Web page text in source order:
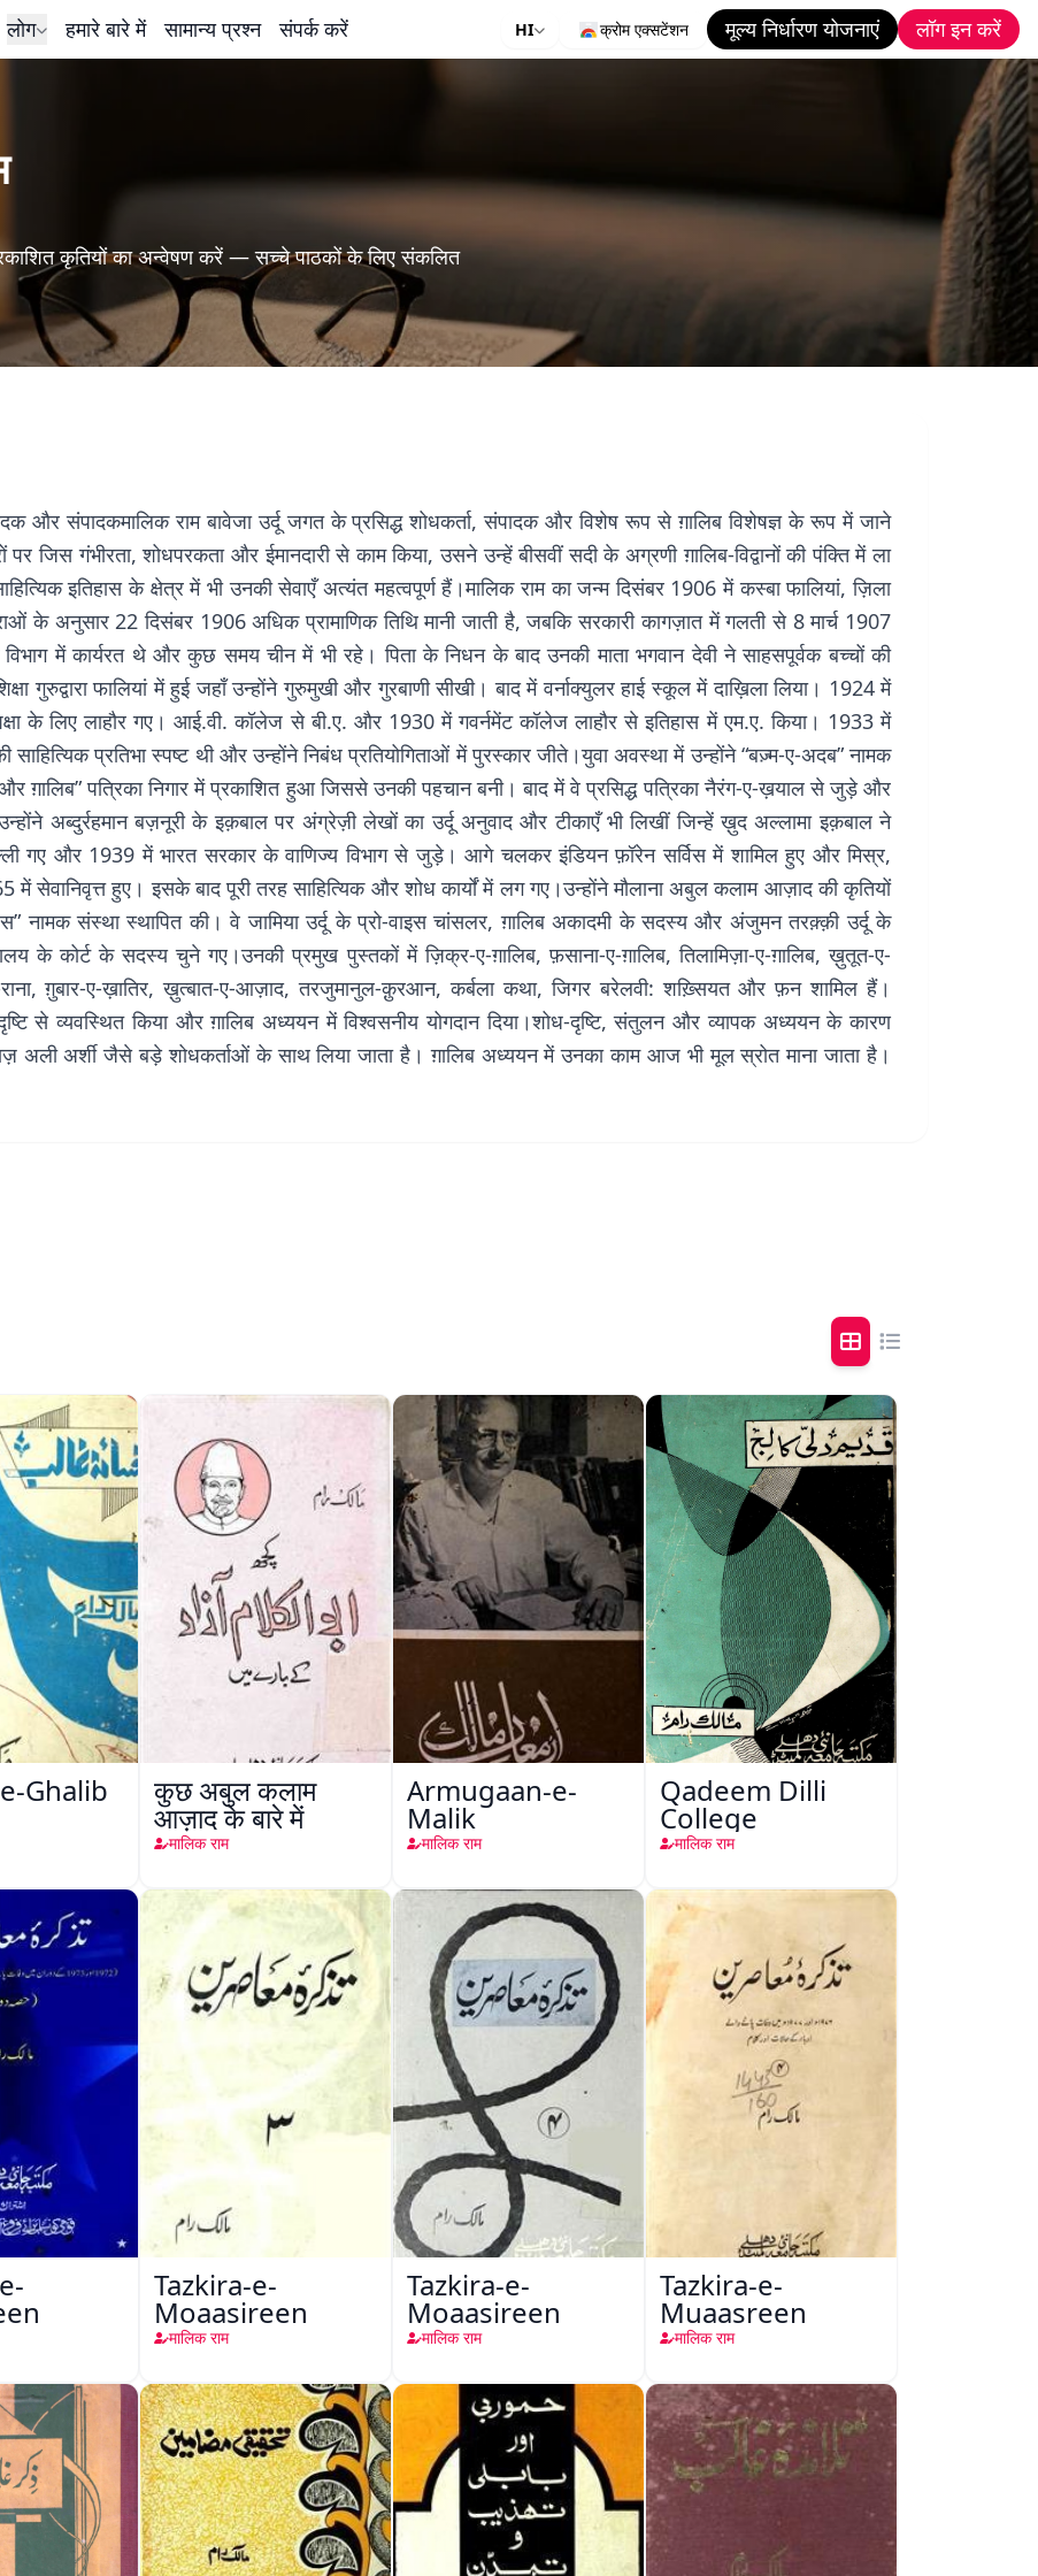
लोग हमारे बारे में सामान्य प्रश्न संपर्क करें HI क्रोम एक्सटेंशन मूल्य निर्धारण योजनाएं लॉग इन करें
कृतियों का अन्वेषण करें — सच्चे पाठकों के लिए संकलित
और संपादकमालिक राम बावेजा उर्दू जगत के प्रसिद्ध शोधकर्ता, संपादक और विशेष रूप से ग़ालिब विशेषज्ञ के रूप में जाने
जिस गंभीरता, शोधपरकता और ईमानदारी से काम किया, उसने उन्हें बीसवीं सदी के अग्रणी ग़ालिब-विद्वानों की पंक्ति में ला
इतिहास के क्षेत्र में भी उनकी सेवाएँ अत्यंत महत्वपूर्ण हैं।मालिक राम का जन्म दिसंबर 1906 में कस्बा फालियां, ज़िला
के अनुसार 22 दिसंबर 1906 अधिक प्रामाणिक तिथि मानी जाती है, जबकि सरकारी कागज़ात में गलती से 8 मार्च 1907
विभाग में कार्यरत थे और कुछ समय चीन में भी रहे। पिता के निधन के बाद उनकी माता भगवान देवी ने साहसपूर्वक बच्चों की
गुरुद्वारा फालियां में हुई जहाँ उन्होंने गुरुमुखी और गुरबाणी सीखी। बाद में वर्नाक्युलर हाई स्कूल में दाख़िला लिया। 1924 में
के लिए लाहौर गए। आई.वी. कॉलेज से बी.ए. और 1930 में गवर्नमेंट कॉलेज लाहौर से इतिहास में एम.ए. किया। 1933 में
प्रतिभा स्पष्ट थी और उन्होंने निबंध प्रतियोगिताओं में पुरस्कार जीते।युवा अवस्था में उन्होंने “बज़्म-ए-अदब” नामक
ग़ालिब” पत्रिका निगार में प्रकाशित हुआ जिससे उनकी पहचान बनी। बाद में वे प्रसिद्ध पत्रिका नैरंग-ए-ख़याल से जुड़े और
अब्दुर्रहमान बज़नूरी के इक़बाल पर अंग्रेज़ी लेखों का उर्दू अनुवाद और टीकाएँ भी लिखीं जिन्हें ख़ुद अल्लामा इक़बाल ने
गए और 1939 में भारत सरकार के वाणिज्य विभाग से जुड़े। आगे चलकर इंडियन फ़ॉरेन सर्विस में शामिल हुए और मिस्र,
में सेवानिवृत्त हुए। इसके बाद पूरी तरह साहित्यिक और शोध कार्यों में लग गए।उन्होंने मौलाना अबुल कलाम आज़ाद की कृतियों
नामक संस्था स्थापित की। वे जामिया उर्दू के प्रो-वाइस चांसलर, ग़ालिब अकादमी के सदस्य और अंजुमन तरक़्क़ी उर्दू के
के कोर्ट के सदस्य चुने गए।उनकी प्रमुख पुस्तकों में ज़िक्र-ए-ग़ालिब, फ़साना-ए-ग़ालिब, तिलामिज़ा-ए-ग़ालिब, ख़ुतूत-ए-
ए-राना, ग़ुबार-ए-ख़ातिर, ख़ुत्बात-ए-आज़ाद, तरजुमानुल-क़ुरआन, कर्बला कथा, जिगर बरेलवी: शख़्सियत और फ़न शामिल हैं।
से व्यवस्थित किया और ग़ालिब अध्ययन में विश्वसनीय योगदान दिया।शोध-दृष्टि, संतुलन और व्यापक अध्ययन के कारण
अली अर्शी जैसे बड़े शोधकर्ताओं के साथ लिया जाता है। ग़ालिब अध्ययन में उनका काम आज भी मूल स्रोत माना जाता है।
Ghalib कुछ अबुल कलाम
आज़ाद के बारे में
मालिक राम
Armugaan-e-
Malik
मालिक राम
Qadeem Dilli
College
मालिक राम
Tazkira-e-
Moaasireen
मालिक राम
Tazkira-e-
Moaasireen
मालिक राम
Tazkira-e-
Muaasreen
मालिक राम